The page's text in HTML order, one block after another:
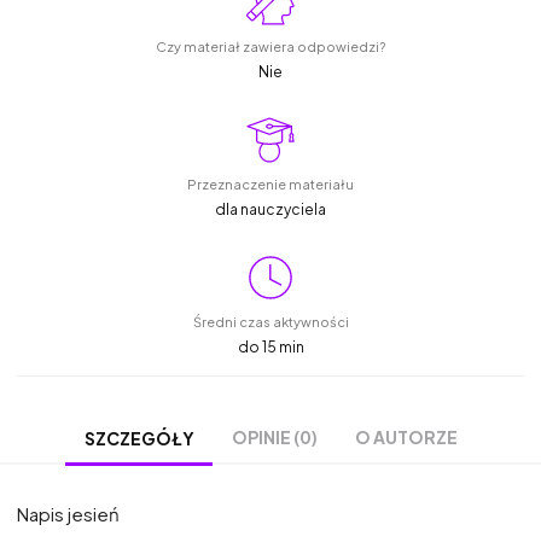
Czy materiał zawiera odpowiedzi?
Nie
Przeznaczenie materiału
dla nauczyciela
Średni czas aktywności
do 15 min
SZCZEGÓŁY OPINIE (0) O AUTORZE
Napis jesień